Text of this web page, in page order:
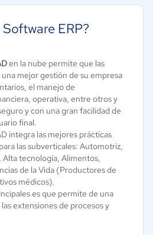
ERP?
en la nube permite que las
mejor gestión de su empresa
el manejo de
operativa, entre otros y
y con una gran facilidad de
final.
integra las mejores prácticas
las subverticales: Automotriz,
tecnología, Alimentos,
de la Vida (Productores de
médicos).
es que permite de una
las extensiones de procesos y